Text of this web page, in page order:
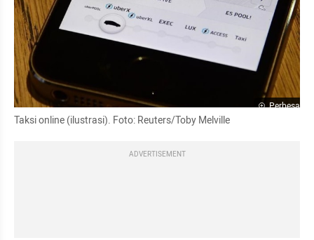
Perbesar
Taksi online (ilustrasi). Foto: Reuters/Toby Melville
ADVERTISEMENT